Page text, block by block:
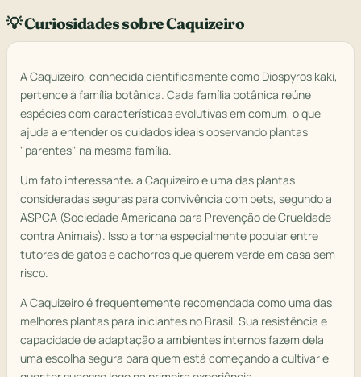
💡 Curiosidades sobre Caquizeiro
A Caquizeiro, conhecida cientificamente como Diospyros kaki,
pertence à família botânica. Cada família botânica reúne
espécies com características evolutivas em comum, o que
ajuda a entender os cuidados ideais observando plantas
"parentes" na mesma família.
Um fato interessante: a Caquizeiro é uma das plantas
consideradas seguras para convivência com pets, segundo a
ASPCA (Sociedade Americana para Prevenção de Crueldade
contra Animais). Isso a torna especialmente popular entre
tutores de gatos e cachorros que querem verde em casa sem
risco.
A Caquizeiro é frequentemente recomendada como uma das
melhores plantas para iniciantes no Brasil. Sua resistência e
capacidade de adaptação a ambientes internos fazem dela
uma escolha segura para quem está começando a cultivar e